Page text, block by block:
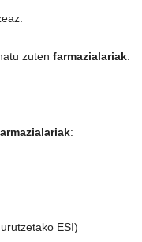
zuten farmazialariak:
:
ESI)